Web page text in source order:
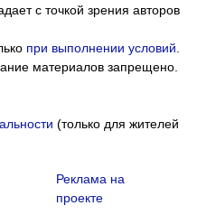
с точкой зрения авторов
при выполнении условий
материалов запрещено.
(только для жителей
Реклама на
проекте